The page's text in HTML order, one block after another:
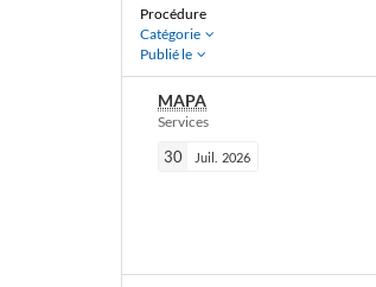
Procédure
Catégorie
Publié le
MAPA
Services
30 Juil. 2026